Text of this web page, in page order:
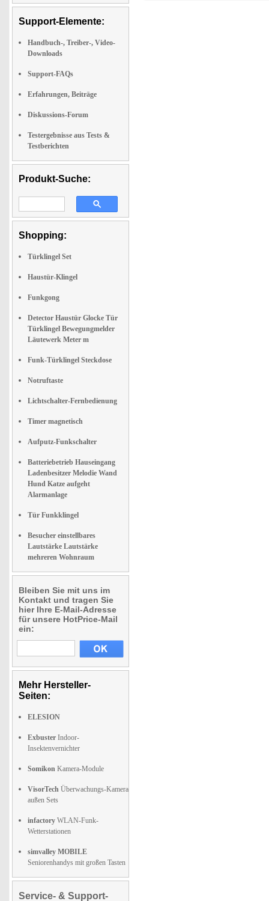
Support-Elemente:
Handbuch-, Treiber-, Video-
Downloads
Support-FAQs
Erfahrungen, Beiträge
Diskussions-Forum
Testergebnisse aus Tests &
Testberichten
Produkt-Suche:
Shopping:
Türklingel Set
Haustür-Klingel
Funkgong
Detector Haustür Glocke Tür
Türklingel Bewegungmelder
Läutewerk Meter m
Funk-Türklingel Steckdose
Notruftaste
Lichtschalter-Fernbedienung
Timer magnetisch
Aufputz-Funkschalter
Batteriebetrieb Hauseingang
Ladenbesitzer Melodie Wand
Hund Katze aufgeht
Alarmanlage
Tür Funkklingel
Besucher einstellbares
Lautstärke Lautstärke
mehreren Wohnraum
Bleiben Sie mit uns im
Kontakt und tragen Sie
hier Ihre E-Mail-Adresse
für unsere HotPrice-Mail
ein:
Mehr Hersteller-
Seiten:
ELESION
Exbuster Indoor-
Insektenvernichter
Somikon Kamera-Module
VisorTech Überwachungs-Kamera
außen Sets
infactory WLAN-Funk-
Wetterstationen
simvalley MOBILE
Seniorenhandys mit großen Tasten
Service- & Support-